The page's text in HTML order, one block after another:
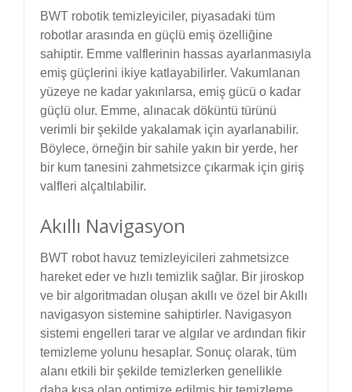
BWT robotik temizleyiciler, piyasadaki tüm
robotlar arasında en güçlü emiş özelliğine
sahiptir. Emme valflerinin hassas ayarlanmasıyla
emiş güçlerini ikiye katlayabilirler. Vakumlanan
yüzeye ne kadar yakınlarsa, emiş gücü o kadar
güçlü olur. Emme, alınacak döküntü türünü
verimli bir şekilde yakalamak için ayarlanabilir.
Böylece, örneğin bir sahile yakın bir yerde, her
bir kum tanesini zahmetsizce çıkarmak için giriş
valfleri alçaltılabilir.
Akıllı Navigasyon
BWT robot havuz temizleyicileri zahmetsizce
hareket eder ve hızlı temizlik sağlar. Bir jiroskop
ve bir algoritmadan oluşan akıllı ve özel bir Akıllı
navigasyon sistemine sahiptirler. Navigasyon
sistemi engelleri tarar ve algılar ve ardından fikir
temizleme yolunu hesaplar. Sonuç olarak, tüm
alanı etkili bir şekilde temizlerken genellikle